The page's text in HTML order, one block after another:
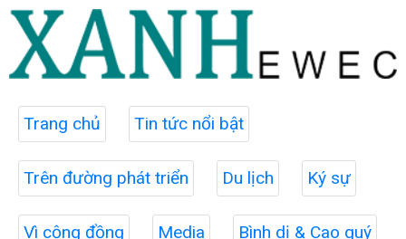
Trang chủ Tin tức nổi bật
Trên đường phát triển Du lịch Ký sự
Vì cộng đồng Media Bình dị & Cao quý